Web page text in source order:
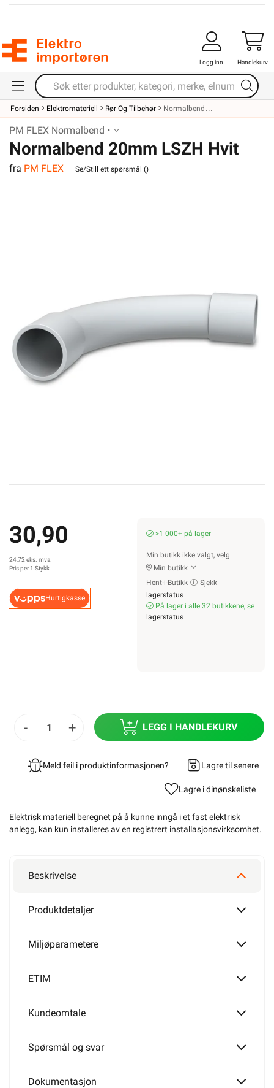
Logg inn Handlekurv
Forsiden Elektromateriell Rør Og Tilbehør Normalbend
PM FLEX Normalbend •
Normalbend 20mm LSZH Hvit
fra PM FLEX Se/Still ett spørsmål ()
30,90
24,72 eks. mva.
Pris per 1 Stykk
Hurtigkasse
>1 000+ på lager
Min butikk ikke valgt, velg
Min butikk
Hent-i-Butikk
Sjekk
lagerstatus
På lager i alle 32 butikkene, se
lagerstatus
- + LEGG I HANDLEKURV
Meld feil i produktinformasjonen? Lagre til senere
Lagre i dinønskeliste
Elektrisk materiell beregnet på å kunne inngå i et fast elektrisk
anlegg, kan kun installeres av en registrert installasjonsvirksomhet.
Beskrivelse
Produktdetaljer
Miljøparametere
ETIM
Kundeomtale
Spørsmål og svar
Dokumentasjon